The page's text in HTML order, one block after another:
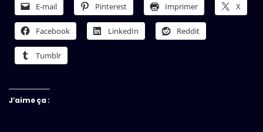
E-mail Pinterest Imprimer X
Facebook LinkedIn Reddit
Tumblr
J’aime ça :